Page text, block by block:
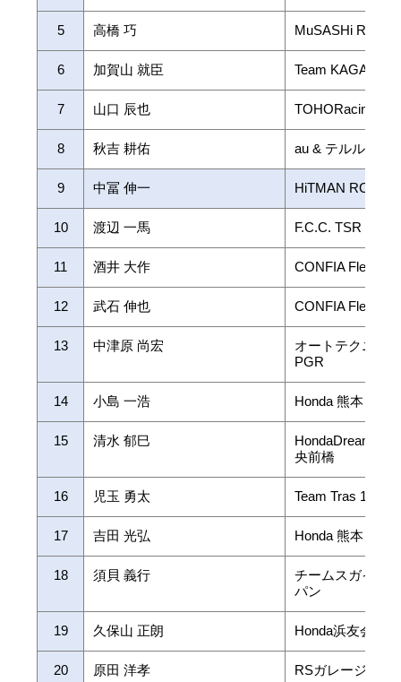
5 高橋 巧 MuSASHi RTハ
6 加賀山 就臣 Team
7 山口 辰也
8 秋吉 耕佑 au & テルル・
9 中冨 伸一 HiTMAN RC甲子
10 渡辺 一馬 F.C.C. TSR
11 酒井 大作 CONFIA Flex
12 武石 伸也 CONFIA Flex
13 中津原 尚宏
オートテクニッ
PGR
14 小島 一浩 Honda 熊本レー
15 清水 郁巳
HondaDream高
央前橋
16 児玉 勇太 Team Tras 135HP
17 吉田 光弘 Honda 熊本レー
18 須貝 義行
チームスガイレ
パン
19 久保山 正朗 Honda浜友会浜
20 原田 洋孝 RSガレージハラ